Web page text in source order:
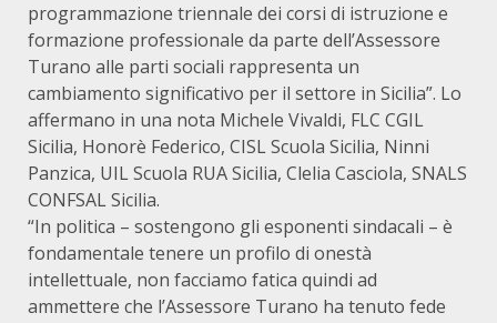
programmazione triennale dei corsi di istruzione e
formazione professionale da parte dell’Assessore
Turano alle parti sociali rappresenta un
cambiamento significativo per il settore in Sicilia”. Lo
affermano in una nota Michele Vivaldi, FLC CGIL
Sicilia, Honorè Federico, CISL Scuola Sicilia, Ninni
Panzica, UIL Scuola RUA Sicilia, Clelia Casciola, SNALS
CONFSAL Sicilia.
“In politica – sostengono gli esponenti sindacali – è
fondamentale tenere un profilo di onestà
intellettuale, non facciamo fatica quindi ad
ammettere che l’Assessore Turano ha tenuto fede